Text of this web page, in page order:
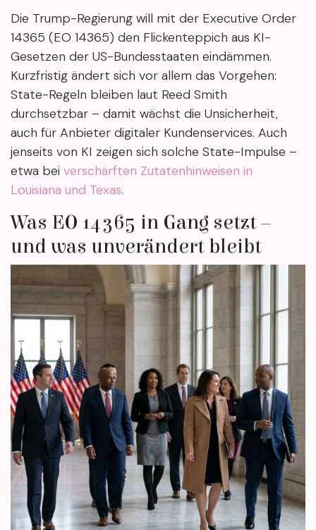
Die Trump-Regierung will mit der Executive Order
14365 (EO 14365) den Flickenteppich aus KI-
Gesetzen der US-Bundesstaaten eindämmen.
Kurzfristig ändert sich vor allem das Vorgehen:
State-Regeln bleiben laut Reed Smith
durchsetzbar – damit wächst die Unsicherheit,
auch für Anbieter digitaler Kundenservices. Auch
jenseits von KI zeigen sich solche State-Impulse –
etwa bei verschärften Zutatenhinweisen in
Louisiana und Texas.
Was EO 14365 in Gang setzt –
und was unverändert bleibt